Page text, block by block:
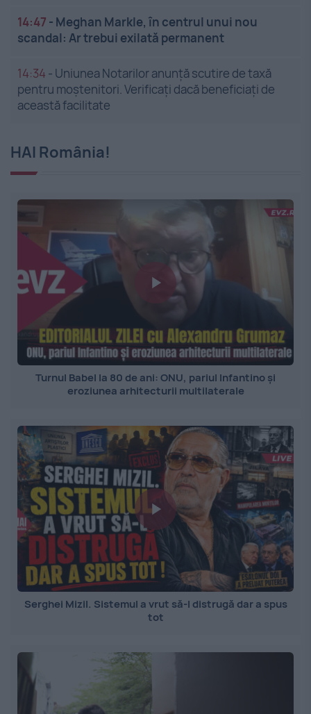
14:47 - Meghan Markle, în centrul unui nou
scandal: Ar trebui exilată permanent
14:34 - Uniunea Notarilor anunță scutire de taxă
pentru moștenitori. Verificați dacă beneficiați de
această facilitate
HAI România!
Turnul Babel la 80 de ani: ONU, pariul Infantino și
eroziunea arhitecturii multilaterale
Serghei Mizil. Sistemul a vrut să-l distrugă dar a spus
tot